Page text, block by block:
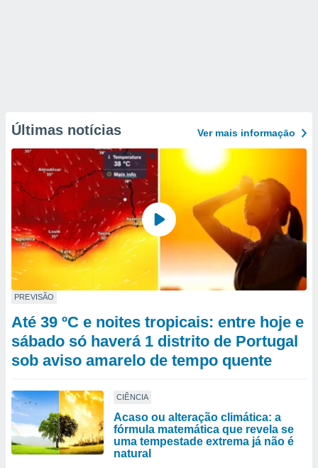
Últimas notícias Ver mais informaçāo
PREVISÃO
Até 39 ºC e noites tropicais: entre hoje e
sábado só haverá 1 distrito de Portugal
sob aviso amarelo de tempo quente
CIÊNCIA
Acaso ou alteração climática: a
fórmula matemática que revela se
uma tempestade extrema já não é
natural